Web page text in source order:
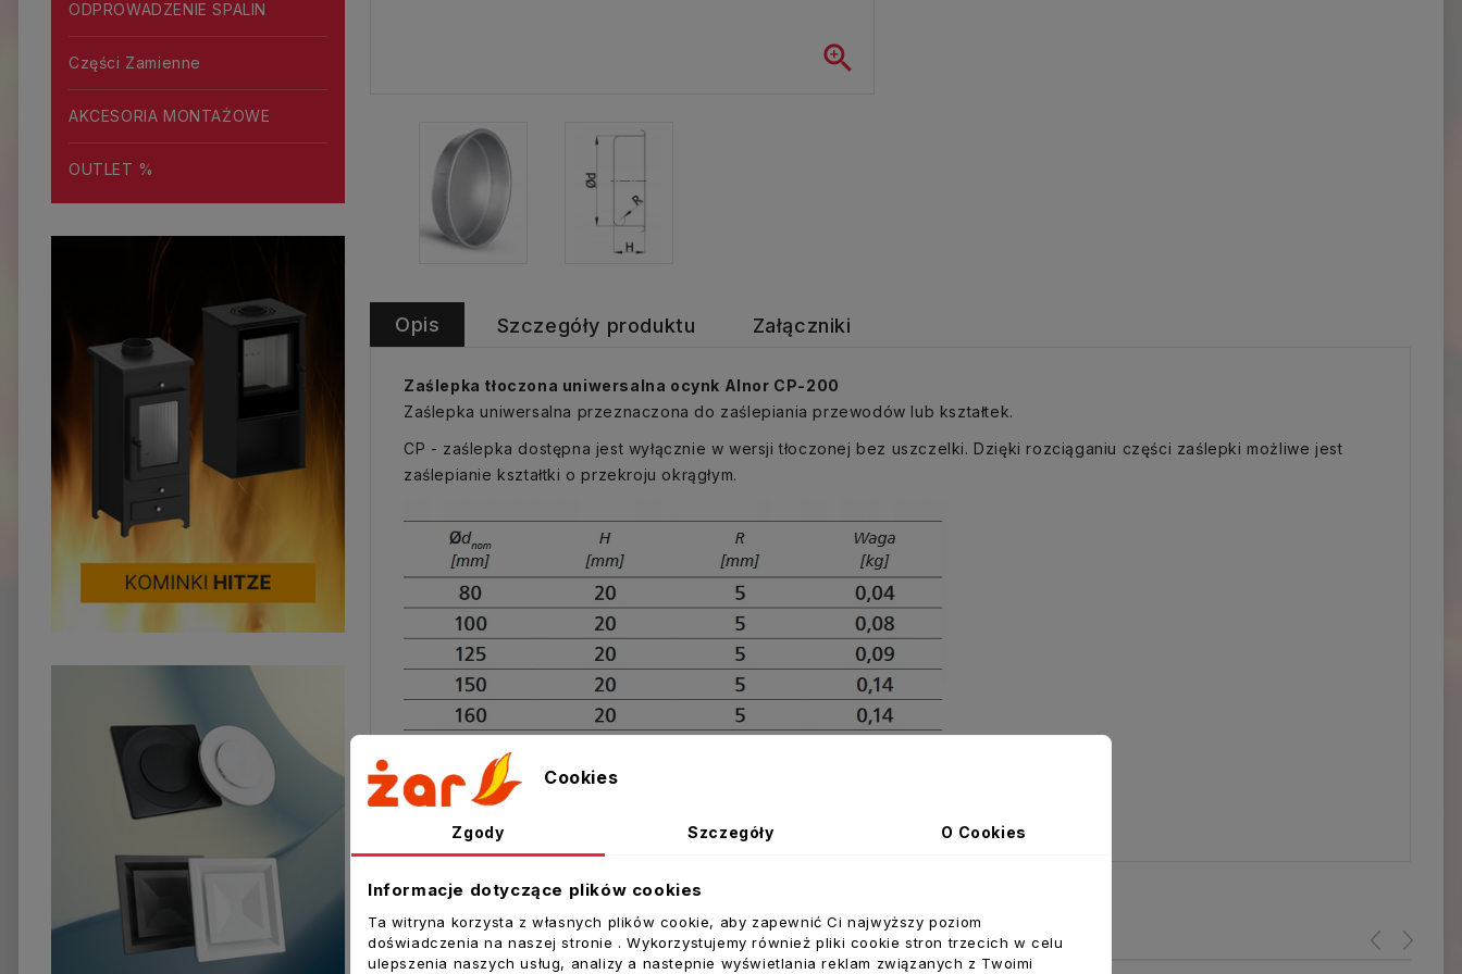
ODPROWADZENIE SPALIN
Części Zamienne
AKCESORIA MONTAŻOWE
OUTLET %

Opis Szczegóły produktu Załączniki
Zaślepka tłoczona uniwersalna ocynk Alnor CP-200
Zaślepka uniwersalna przeznaczona do zaślepiania przewodów lub kształtek.
CP - zaślepka dostępna jest wyłącznie w wersji tłoczonej bez uszczelki. Dzięki rozciąganiu części zaślepki możliwe jest
zaślepianie kształtki o przekroju okrągłym.
Inne produkty w tej kategorii:
Cookies
Zgody Szczegóły O Cookies
Informacje dotyczące plików cookies
Ta witryna korzysta z własnych plików cookie, aby zapewnić Ci najwyższy poziom
doświadczenia na naszej stronie . Wykorzystujemy również pliki cookie stron trzecich w celu
ulepszenia naszych usług, analizy a nastepnie wyświetlania reklam związanych z Twoimi